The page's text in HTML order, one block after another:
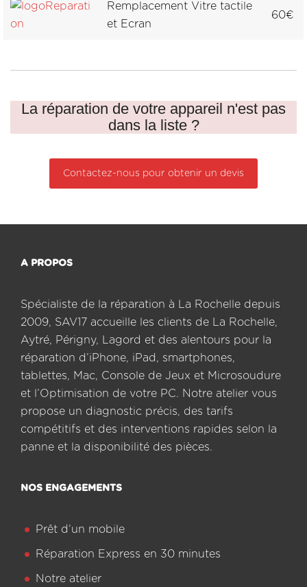
Remplacement Vitre tactile
et Ecran
60€
La réparation de votre appareil n'est pas
dans la liste ?
Contactez-nous pour obtenir un devis
A PROPOS
Spécialiste de la réparation à La Rochelle depuis
2009, SAV17 accueille les clients de La Rochelle,
Aytré, Périgny, Lagord et des alentours pour la
réparation d’iPhone, iPad, smartphones,
tablettes, Mac, Console de Jeux et Microsoudure
et l’Optimisation de votre PC. Notre atelier vous
propose un diagnostic précis, des tarifs
compétitifs et des interventions rapides selon la
panne et la disponibilité des pièces.
NOS ENGAGEMENTS
Prêt d’un mobile
Réparation Express en 30 minutes
Notre atelier